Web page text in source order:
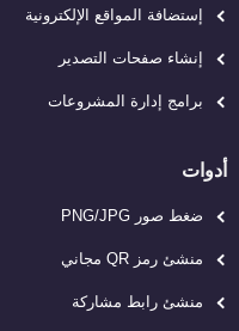
إستضافة المواقع الإلكترونية
إنشاء صفحات التصدير
برامج إدارة المشروعات
أدوات
ضغط صور PNG/JPG
منشئ رمز QR مجاني
منشئ رابط مشاركة